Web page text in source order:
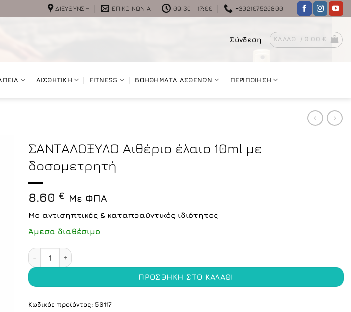
ΔΙΕΎΘΥΝΣΗ ΕΠΙΚΟΙΝΩΝΊΑ 09:30 - 17:00 +302107520800
Σύνδεση ΚΑΛΆΘΙ / 0.00 €
ΑΙΣΘΗΤΙΚΗ FITNESS ΒΟΗΘΗΜΑΤΑ ΑΣΘΕΝΩΝ ΠΕΡΙΠΟΙΗΣΗ
ΣΑΝΤΑΛΟΞΥΛΟ Αιθέριο έλαιο 10ml με
δοσομετρητή
8.60 € Με ΦΠΑ
Με αντισηπτικές & καταπραϋντικές ιδιότητες
Άμεσα διαθέσιμο
ΣΑΝΤΑΛΟΞΥΛΟ Αιθέριο έλαιο 10ml με δοσομετρητή ποσότητα
ΠΡΟΣΘΉΚΗ ΣΤΟ ΚΑΛΆΘΙ
Κωδικός προϊόντος: 50117